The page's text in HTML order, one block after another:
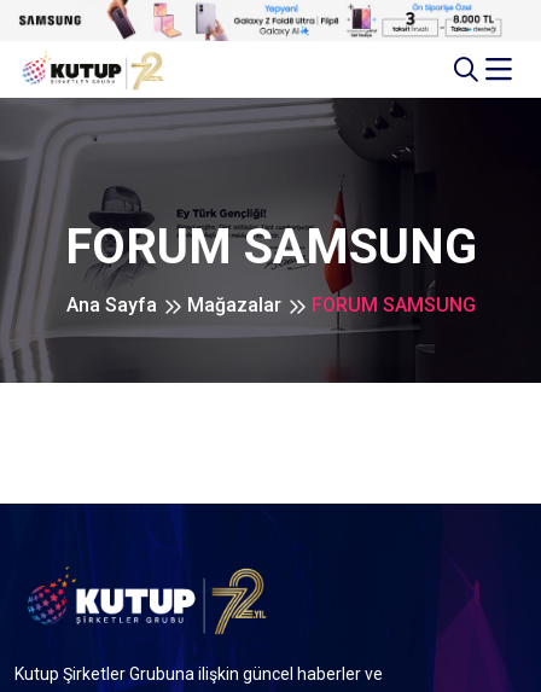
FORUM SAMSUNG
Ana Sayfa Mağazalar FORUM SAMSUNG
Kutup Şirketler Grubuna ilişkin güncel haberler ve